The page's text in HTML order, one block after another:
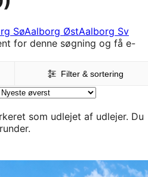
SøAalborg ØstAalborg Sv
for denne søgning og få e-
Filter & sortering
som udlejet af udlejer. Du